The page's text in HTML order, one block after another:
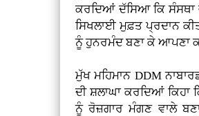
ਕਰਦਿਆਂ ਦੱਸਿਆ ਕਿ ਸੰਸਥਾ
ਸਿਖਲਾਈ ਮੁਫ਼ਤ ਪ੍ਰਦਾਨ
ਨੂੰ ਹੁਨਰਮੰਦ ਬਣਾ ਕੇ ਆਪਣਾ
ਮੁੱਖ ਮਹਿਮਾਨ DDM
ਦੀ ਸ਼ਲਾਘਾ ਕਰਦਿਆਂ ਕਿਹਾ
ਨੂੰ ਰੋਜ਼ਗਾਰ ਮੰਗਣ ਵਾਲੇ